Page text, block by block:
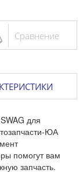
Сравнение
для
ЮА
помогут вам
запчасть.